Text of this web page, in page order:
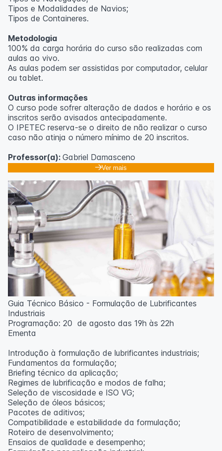
Outras informações
inscritos serão avisados ​​antecipadamente.
O IPETEC reserva-se o direito de não realizar o curso
caso não atinja o número mínimo de 20 inscritos.
Professora:
Tipos e Modalidades de Navios;
Tipos de Containeres.
Metodologia
100% da carga horária do curso são realizadas com
aulas ao vivo.
As aulas podem ser assistidas por computador, celular
ou tablet.
Outras informações
O curso pode sofrer alteração de dados e horário e os
inscritos serão avisados ​​antecipadamente.
O IPETEC reserva-se o direito de não realizar o curso
caso não atinja o número mínimo de 20 inscritos.
Professor(a): Gabriel Damasceno
Ver mais
Guia Técnico Básico - Formulação de Lubrificantes
Industriais
Programação: 20 de agosto das 19h às 22h
Ementa
Introdução à formulação de lubrificantes industriais;
Fundamentos da formulação;
Briefing técnico da aplicação;
Regimes de lubrificação e modos de falha;
Seleção de viscosidade e ISO VG;
Seleção de óleos básicos;
Pacotes de aditivos;
Compatibilidade e estabilidade da formulação;
Roteiro de desenvolvimento;
Ensaios de qualidade e desempenho;